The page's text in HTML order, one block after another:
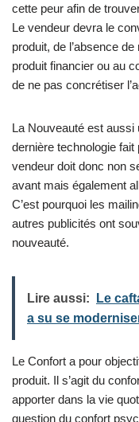
cette peur afin de
Le vendeur devra le
produit, de l’absence de
produit financier ou au
de ne pas concrétiser
La Nouveauté est aussi
dernière technologie fait
vendeur doit donc non
avant mais également
C’est pourquoi les
autres publicités ont
nouveauté.
Lire aussi:
Le
a su se
Le Confort a pour
produit. Il s’agit du
apporter dans la vie
question du confort